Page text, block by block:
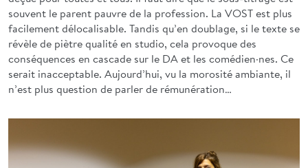
souvent le parent pauvre de la profession. La VOST est plus
facilement délocalisable. Tandis qu’en doublage, si le texte se
révèle de piètre qualité en studio, cela provoque des
conséquences en cascade sur le DA et les comédien·nes. Ce
serait inacceptable. Aujourd’hui, vu la morosité ambiante, il
n’est plus question de parler de rémunération…